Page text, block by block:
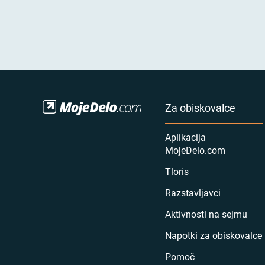
Za obiskovalce
Aplikacija
MojeDelo.com
Tloris
Razstavljavci
Aktivnosti na sejmu
Napotki za obiskovalce
Pomoč